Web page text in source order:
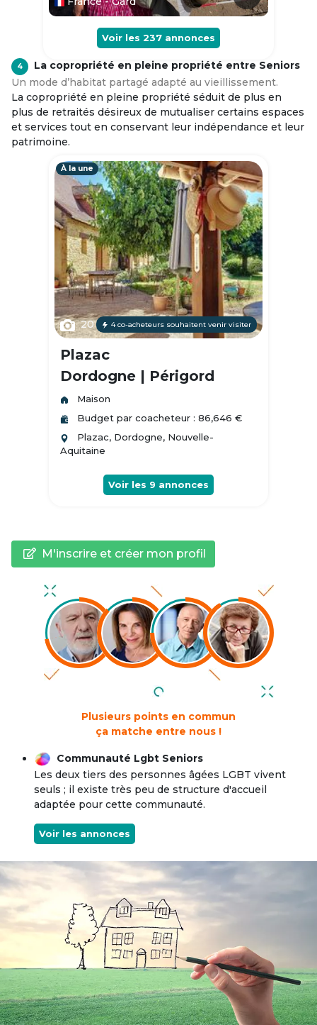
Voir les 237 annonces
4
La copropriété en pleine propriété entre Seniors
Un mode d’habitat partagé adapté au vieillissement.
La copropriété en pleine propriété séduit de plus en
plus de retraités désireux de mutualiser certains espaces
et services tout en conservant leur indépendance et leur
patrimoine.
À la une
20 4 co-acheteurs souhaitent venir visiter
Plazac
Dordogne | Périgord
Maison
Budget par coacheteur : 86,646 €
Plazac, Dordogne, Nouvelle-
Aquitaine
Voir les 9 annonces
M'inscrire et créer mon profil
Plusieurs points en commun
ça matche entre nous !
Communauté Lgbt Seniors
Les deux tiers des personnes âgées LGBT vivent
seuls ; il existe très peu de structure d'accueil
adaptée pour cette communauté.
Voir les annonces